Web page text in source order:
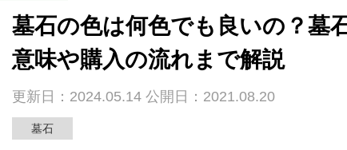
終活あんしんよろず相談ダイヤル
遺言書
散骨
動画
墓石の色は何色でも良いの？墓
意味や購入の流れまで解説
更新日：2024.05.14 公開日：2021.08.20
墓石